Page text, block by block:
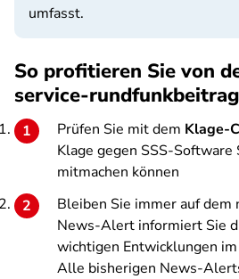
umfasst.
So profitieren Sie von
service-
Prüfen Sie mit dem Klage-
Klage gegen SSS-Software
mitmachen können
Bleiben Sie immer auf dem
News-Alert informiert Sie
wichtigen Entwicklungen
Alle bisherigen News-